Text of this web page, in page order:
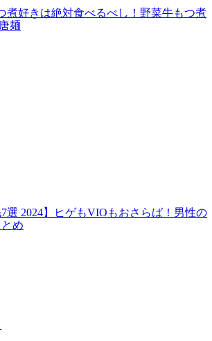
煮好きは絶対食べるべし！野菜牛もつ煮
麺
7選 2024】ヒゲもVIOもおさらば！男性の
め